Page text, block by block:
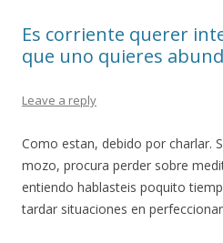
Es corriente querer
que uno quieres
Leave a reply
Como estan, debido por charlar.
mozo, procura perder sobre
entiendo hablasteis poquito
tardar situaciones en